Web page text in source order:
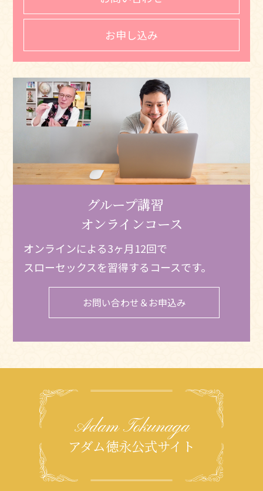
お申し込み
グループ講習
オンラインコース
オンラインによる3ヶ月12回で
スローセックスを習得するコースです。
お問い合わせ＆お申込み
Adam Tokunaga
アダム徳永公式サイト